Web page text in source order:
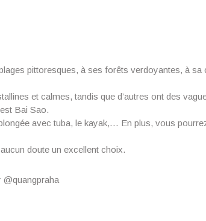
pittoresques, à ses forêts verdoyantes, à sa
et calmes, tandis que d’autres ont des
Bai Sao.
avec tuba, le kayak,… En plus, vous
doute un excellent choix.
@quangpraha